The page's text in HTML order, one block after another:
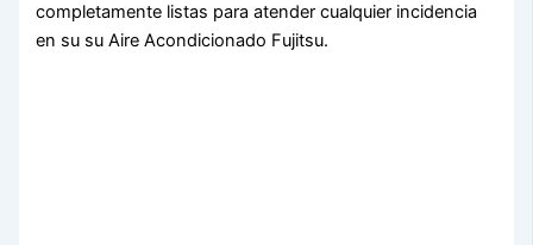
completamente listas para atender cualquier incidencia
en su su Aire Acondicionado Fujitsu.